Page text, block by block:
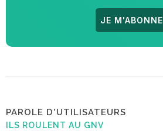
JE M'ABONNE
PAROLE D'UTILISATEURS
ILS ROULENT AU GNV